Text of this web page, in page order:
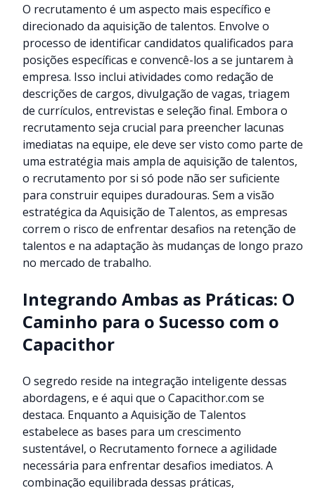
O recrutamento é um aspecto mais específico e
direcionado da aquisição de talentos. Envolve o
processo de identificar candidatos qualificados para
posições específicas e convencê-los a se juntarem à
empresa. Isso inclui atividades como redação de
descrições de cargos, divulgação de vagas, triagem
de currículos, entrevistas e seleção final. Embora o
recrutamento seja crucial para preencher lacunas
imediatas na equipe, ele deve ser visto como parte de
uma estratégia mais ampla de aquisição de talentos,
o recrutamento por si só pode não ser suficiente
para construir equipes duradouras. Sem a visão
estratégica da Aquisição de Talentos, as empresas
correm o risco de enfrentar desafios na retenção de
talentos e na adaptação às mudanças de longo prazo
no mercado de trabalho.
Integrando Ambas as Práticas: O
Caminho para o Sucesso com o
Capacithor
O segredo reside na integração inteligente dessas
abordagens, e é aqui que o Capacithor.com se
destaca. Enquanto a Aquisição de Talentos
estabelece as bases para um crescimento
sustentável, o Recrutamento fornece a agilidade
necessária para enfrentar desafios imediatos. A
combinação equilibrada dessas práticas,